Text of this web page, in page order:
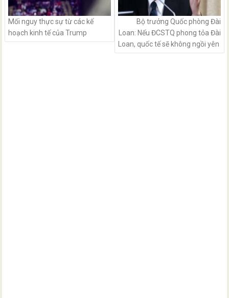
Mối nguy thực sự từ các kế
hoạch kinh tế của Trump
Bộ trưởng Quốc phòng Đài
Loan: Nếu ĐCSTQ phong tỏa Đài
Loan, quốc tế sẽ không ngồi yên